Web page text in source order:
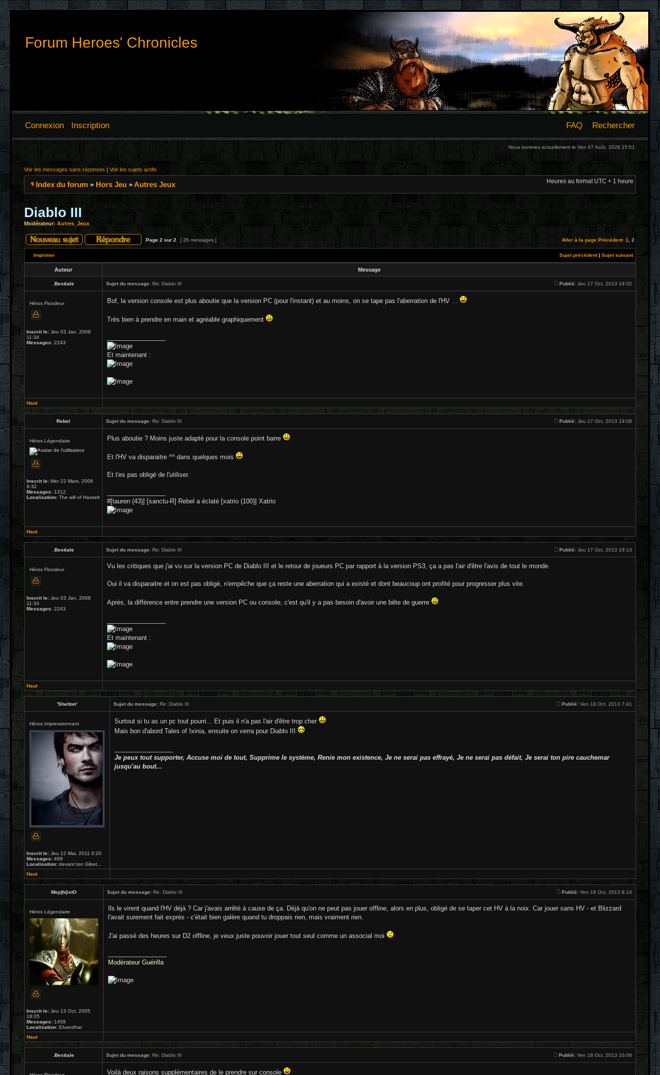
Forum Heroes' Chronicles
Connexion Inscription FAQ Rechercher
Nous sommes actuellement le Ven 07 Août, 2026 15:51
Voir les messages sans réponses | Voir les sujets actifs
Index du forum » Hors Jeu »Autres Jeux Heures au format UTC + 1 heure
Diablo III
Modérateur: Autres_Jeux
Page 2 sur 2 [ 26 messages ] Aller à la page Précédent 1 2
Imprimer Sujet précédent| Sujet suivant
Auteur Message
.Bestiale Sujet du message: Re: Diablo III Publié: Jeu 17 Oct, 2013 19:02
Héros Floodeur
Inscrit le: Jeu 03 Jan, 2008
11:34
Messages: 2243
Bof, la version console est plus aboutie que la version PC (pour l'instant) et au moins, on se tape pas l'aberration de l'HV ...
Très bien à prendre en main et agréable graphiquement
Et maintenant :
Haut
Rebel Sujet du message: Re: Diablo III Publié: Jeu 17 Oct, 2013 19:08
Héros Légendaire
Inscrit le: Mer 22 Mars, 2006
9:32
Messages: 1312
Localisation: The will of Hasselt
Plus aboutie ? Moins juste adapté pour la console point barre
Et l'HV va disparaitre ^^ dans quelques mois
Et t'es pas obligé de l'utiliser.
#[tauren (43)] [sanctu-R] Rebel a éclaté [xatrio (100)] Xatrio
Haut
.Bestiale Sujet du message: Re: Diablo III Publié: Jeu 17 Oct, 2013 19:13
Héros Floodeur
Inscrit le: Jeu 03 Jan, 2008
11:34
Messages: 2243
Vu les critiques que j'ai vu sur la version PC de Diablo III et le retour de joueurs PC par rapport à la version PS3, ça a pas l'air d'être l'avis de tout le monde.
Oui il va disparaitre et on est pas obligé, n'empêche que ça reste une aberration qui a existé et dont beaucoup ont profité pour progresser plus vite.
Après, la différence entre prendre une version PC ou console, c'est qu'il y a pas besoin d'avoir une bête de guerre
Et maintenant :
Haut
'Shelton' Sujet du message: Re: Diablo III Publié: Ven 18 Oct, 2013 7:41
Héros Impressionnant
Inscrit le: Jeu 12 Mai, 2011 0:20
Messages: 469
Localisation: devant ton Gibet...
Surtout si tu as un pc tout pourri... Et puis il n'a pas l'air d'être trop cher
Mais bon d'abord Tales of Ixinia, ensuite on verra pour Diablo III
Je peux tout supporter, Accuse moi de tout, Supprime le système, Renie mon existence, Je ne serai pas effrayé, Je ne serai pas défait, Je serai ton pire cauchemar
jusqu'au bout...
Haut
Mep)h(istO Sujet du message: Re: Diablo III Publié: Ven 18 Oct, 2013 8:14
Héros Légendaire
Inscrit le: Jeu 13 Oct, 2005
18:05
Messages: 1458
Localisation: Elvandhar
Ils le virent quand l'HV déjà ? Car j'avais arrêté à cause de ça. Déjà qu'on ne peut pas jouer offline, alors en plus, obligé de se taper cet HV à la noix. Car jouer sans HV - et Blizzard
l'avait surement fait exprès - c'était bien galère quand tu droppais rien, mais vraiment rien.
J'ai passé des heures sur D2 offline, je veux juste pouvoir jouer tout seul comme un associal moi
Modérateur Guérilla
Haut
.Bestiale Sujet du message: Re: Diablo III Publié: Ven 18 Oct, 2013 10:06
Voilà deux raisons supplémentaires de le prendre sur console